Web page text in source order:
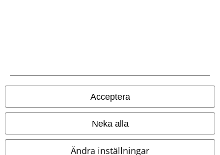
Acceptera
Neka alla
Ändra inställningar
Avfallshantering och miljöskydd
Försäkran om överensstämmelse